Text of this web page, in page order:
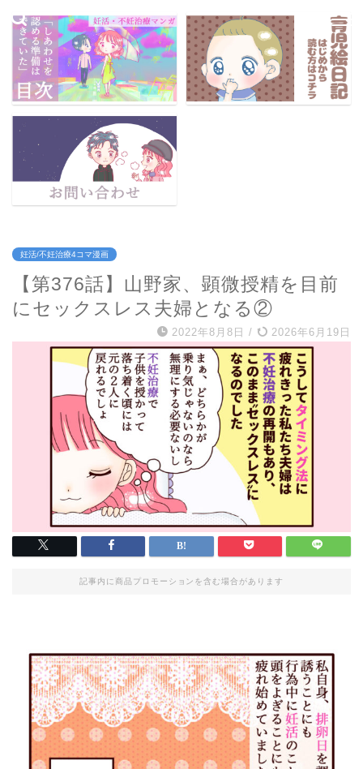
妊活/不妊治療4コマ漫画
【第376話】山野家、顕微授精を目前
にセックスレス夫婦となる②
2022年8月8日 / 2026年6月19日
記事内に商品プロモーションを含む場合があります